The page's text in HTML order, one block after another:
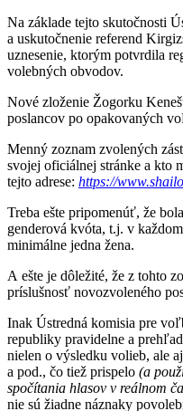
Na základe tejto skutočnosti
a uskutočnenie referend
uznesenie, ktorým potvrdila
volebných obvodov.
Nové zloženie Žogorku
poslancov po opakovaných
Menný zoznam zvolených
svojej oficiálnej stránke a kto
tejto adrese: https://
Treba ešte pripomenúť, že
genderová kvóta, t.j. v
minimálne jedna žena.
A ešte je dôležité, že z tohto
príslušnosť novozvoleného
Inak Ústredná komisia pre
republiky pravidelne a
nielen o výsledku volieb, ale
a pod., čo tiež prispelo (a
spočítania hlasov v reálnom
nie sú žiadne náznaky